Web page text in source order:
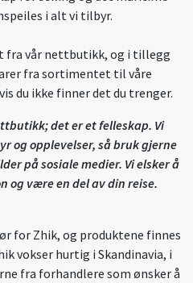
i alt vi tilbyr.
vår nettbutikk, og i tillegg
fra sortimentet til våre
du ikke finner det du trenger.
det er et felleskap. Vi
og opplevelser, så bruk gjerne
på sosiale medier. Vi elsker å
og være en del av din reise.
for Zhik, og produktene finnes
vokser hurtig i Skandinavia, i
fra forhandlere som ønsker å